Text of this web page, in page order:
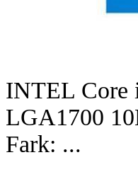
INTEL Core
LGA1700
Fark: ...